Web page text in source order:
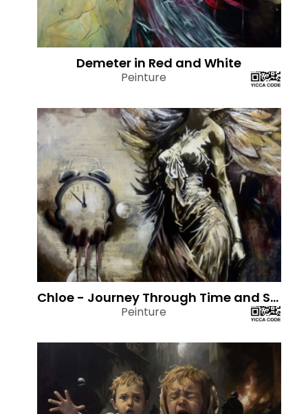
Demeter in Red and White
Peinture
Chloe - Journey Through Time and Space
Peinture